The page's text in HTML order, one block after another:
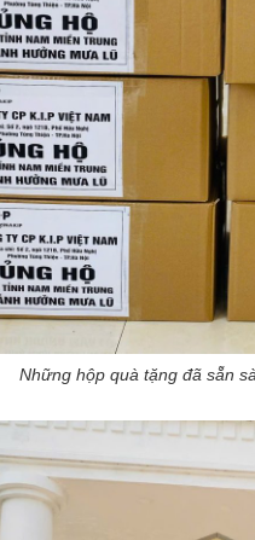
Những hộp quà tặng đã sẵn